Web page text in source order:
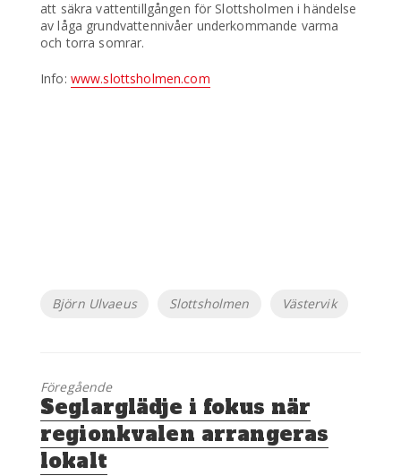
att säkra vattentillgången för Slottsholmen i händelse
av låga grundvattennivåer underkommande varma
och torra somrar.
Info: www.slottsholmen.com
Etiketter
Björn Ulvaeus Slottsholmen Västervik
Föregående
Föregående
inlägg:
Seglarglädje i fokus när
regionkvalen arrangeras
lokalt